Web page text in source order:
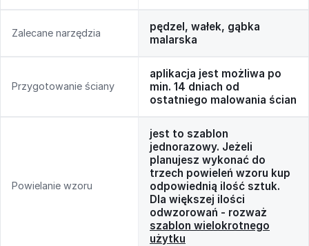
Zalecane narzędzia
pędzel, wałek, gąbka
malarska
Przygotowanie ściany
aplikacja jest możliwa po
min. 14 dniach od
ostatniego malowania ścian
Powielanie wzoru
jest to szablon
jednorazowy. Jeżeli
planujesz wykonać do
trzech powieleń wzoru kup
odpowiednią ilość sztuk.
Dla większej ilości
odwzorowań - rozważ
szablon wielokrotnego
użytku